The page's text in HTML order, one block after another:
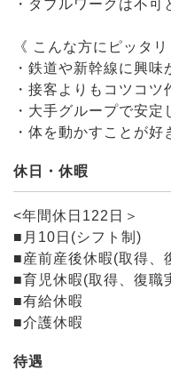
・ダブルワークは不可
《 こんな方にピッタリ
・鉄道や新幹線に興味
・接客よりもコツコツ
・大手グループで安定
・体を動かすことが好
休日・休暇
<年間休日122日＞
■月10日(シフト制)
■産前産後休暇(取得、
■育児休暇(取得、復職
■有給休暇
■介護休暇
待遇